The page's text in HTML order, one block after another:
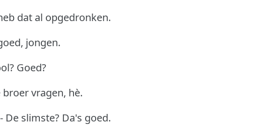
dat al opgedronken.
jongen.
Goed?
broer vragen, hè.
slimste? Da's goed.